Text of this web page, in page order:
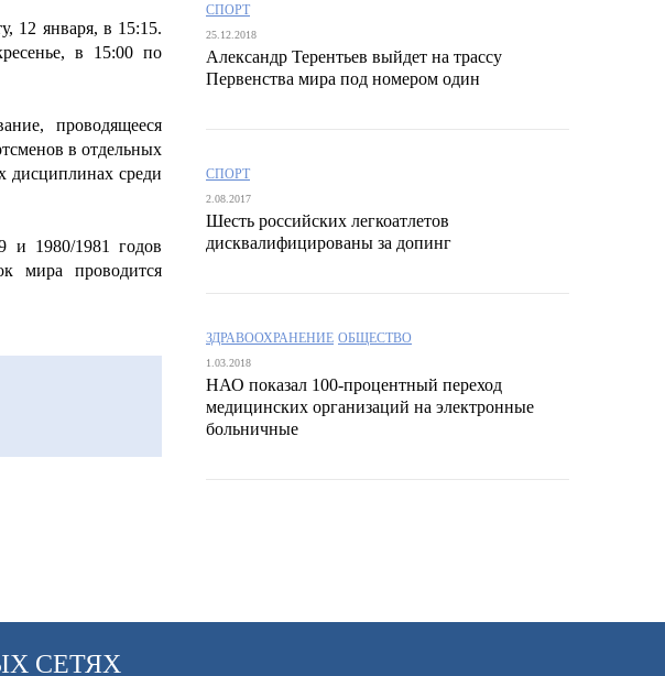
12 января, в 15:15.
в 15:00 по
проводящееся
в отдельных
дисциплинах среди
и 1980/1981 годов
мира проводится
СПОРТ
25.12.2018
Александр Терентьев выйдет на трассу
Первенства мира под номером один
СПОРТ
2.08.2017
Шесть российских легкоатлетов
дисквалифицированы за допинг
ЗДРАВООХРАНЕНИЕ ОБЩЕСТВО
1.03.2018
НАО показал 100-процентный переход
медицинских организаций на электронные
больничные
СЕТЯХ